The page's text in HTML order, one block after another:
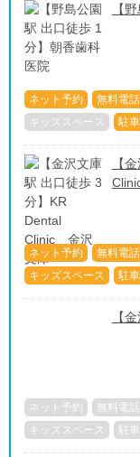
【
ネット予約 無料電話
キッズスペース
駐
【
ネット予約 無料電話
キッズスペース
駐
【
ネット予約 無料電話
キッズスペース
駐